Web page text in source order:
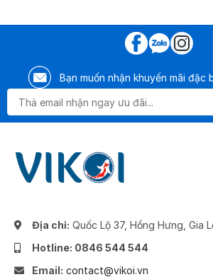
Bạn muốn nhận khuyến mãi đặc
Địa chỉ: Quốc Lộ 37, Hồng Hưng, Gia
Hotline: 0846 544 544
Email: contact@vikoi.vn